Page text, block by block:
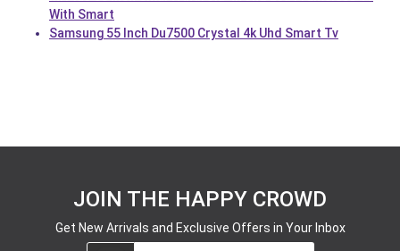
With Smart
Samsung 55 Inch Du7500 Crystal 4k Uhd Smart Tv
JOIN THE HAPPY CROWD
Get New Arrivals and Exclusive Offers in Your Inbox